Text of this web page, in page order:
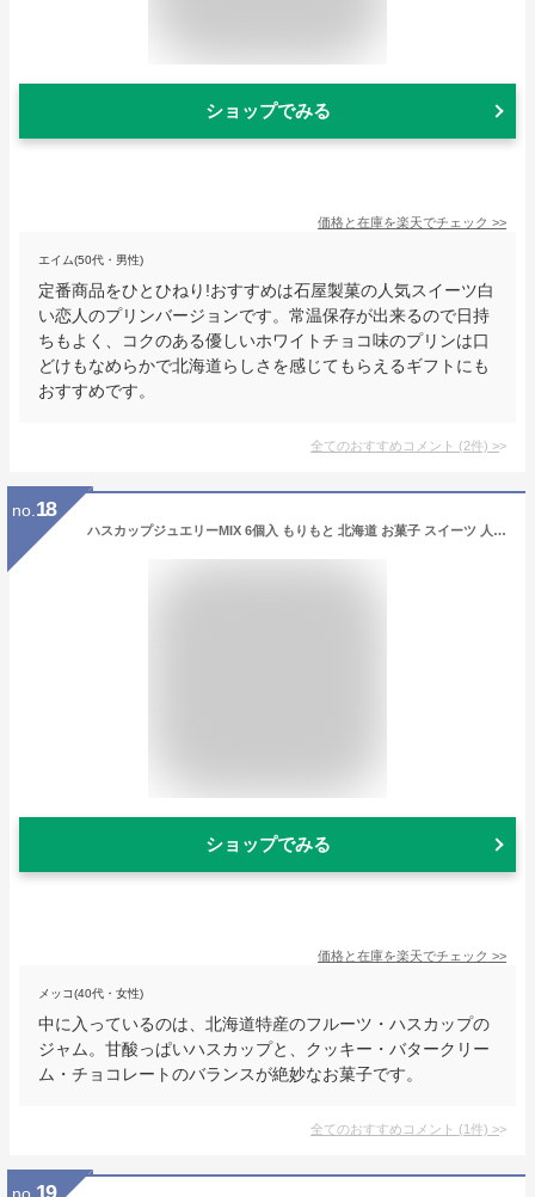
ショップでみる
価格と在庫を楽天でチェック >>
エイム(50代・男性)
定番商品をひとひねり!おすすめは石屋製菓の人気スイーツ白
い恋人のプリンバージョンです。常温保存が出来るので日持
ちもよく、コクのある優しいホワイトチョコ味のプリンは口
どけもなめらかで北海道らしさを感じてもらえるギフトにも
おすすめです。
全てのおすすめコメント (2件) >
no. 18
ハスカップジュエリーMIX 6個入 もりもと 北海道 お菓子 スイーツ 人気 ミックスジャム バタークリーム チョコレート クッキー
ショップでみる
価格と在庫を楽天でチェック >>
メッコ(40代・女性)
中に入っているのは、北海道特産のフルーツ・ハスカップの
ジャム。甘酸っぱいハスカップと、クッキー・バタークリー
ム・チョコレートのバランスが絶妙なお菓子です。
全てのおすすめコメント (1件) >
19